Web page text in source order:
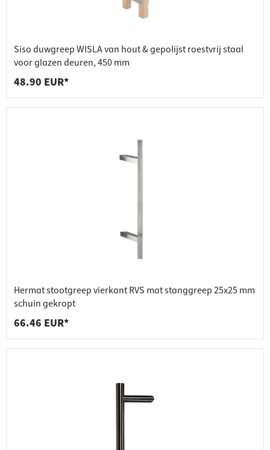
Siso duwgreep WISLA van hout & gepolijst roestvrij staal
voor glazen deuren, 450 mm
48.90 EUR*
Hermat stootgreep vierkant RVS mat stanggreep 25x25 mm
schuin gekropt
66.46 EUR*